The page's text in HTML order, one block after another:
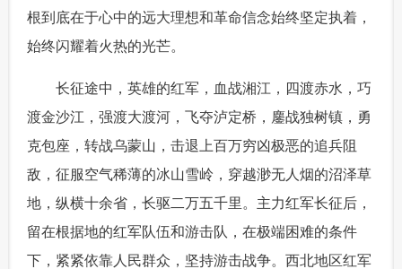
根到底在于心中的远大理想和革命信念始终坚定执着，
始终闪耀着火热的光芒。
长征途中，英雄的红军，血战湘江，四渡赤水，巧
渡金沙江，强渡大渡河，飞夺泸定桥，鏖战独树镇，勇
克包座，转战乌蒙山，击退上百万穷凶极恶的追兵阻
敌，征服空气稀薄的冰山雪岭，穿越渺无人烟的沼泽草
地，纵横十余省，长驱二万五千里。主力红军长征后，
留在根据地的红军队伍和游击队，在极端困难的条件
下，紧紧依靠人民群众，坚持游击战争。西北地区红军